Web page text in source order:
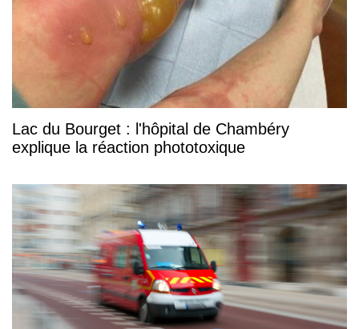
Lac du Bourget : l'hôpital de Chambéry
explique la réaction phototoxique